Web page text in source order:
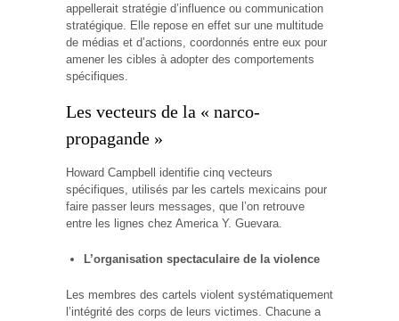
appellerait stratégie d’influence ou communication
stratégique. Elle repose en effet sur une multitude
de médias et d’actions, coordonnés entre eux pour
amener les cibles à adopter des comportements
spécifiques.
Les vecteurs de la « narco-
propagande »
Howard Campbell identifie cinq vecteurs
spécifiques, utilisés par les cartels mexicains pour
faire passer leurs messages, que l’on retrouve
entre les lignes chez America Y. Guevara.
L’organisation spectaculaire de la violence
Les membres des cartels violent systématiquement
l’intégrité des corps de leurs victimes. Chacune a